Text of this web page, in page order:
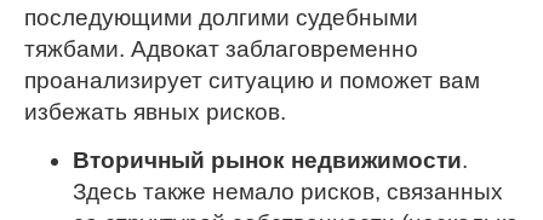
последующими долгими судебными
тяжбами. Адвокат заблаговременно
проанализирует ситуацию и поможет вам
избежать явных рисков.
Вторичный рынок недвижимости.
Здесь также немало рисков, связанных